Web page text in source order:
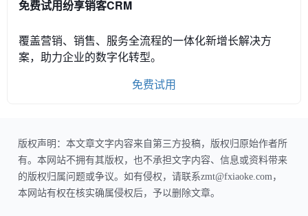
免费试用纷享销客CRM
覆盖营销、销售、服务全流程的一体化新增长解决方
案，助力企业的数字化转型。
免费试用
版权声明：本文章文字内容来自第三方投稿，版权归原始作者所
有。本网站不拥有其版权，也不承担文字内容、信息或资料带来
的版权归属问题或争议。如有侵权，请联系zmt@fxiaoke.com，
本网站有权在核实确属侵权后，予以删除文章。